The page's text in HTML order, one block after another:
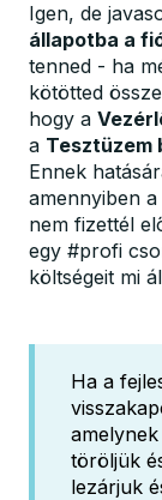
Igen, de
állapotba a
tenned - ha
kötötted
hogy a
a Tesztüzem
Ennek
amennyiben
nem fizettél
egy #profi
költségeit mi
Ha a
töröljük
lezárjuk